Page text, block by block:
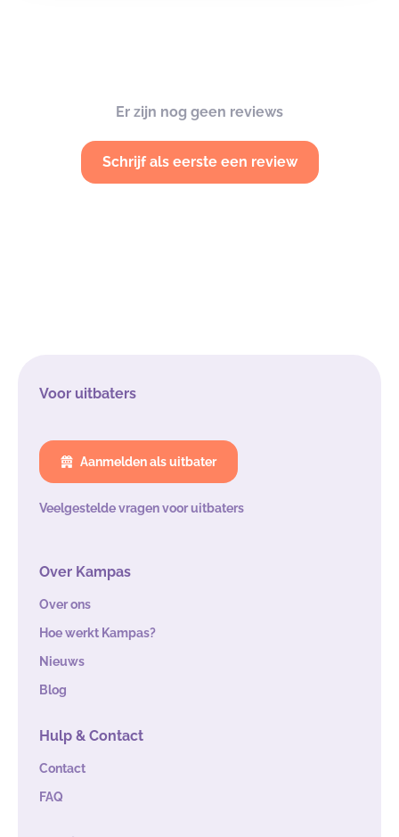
Er zijn nog geen reviews
Schrijf als eerste een review
Voor uitbaters
Aanmelden als uitbater
Veelgestelde vragen voor uitbaters
Over Kampas
Over ons
Hoe werkt Kampas?
Nieuws
Blog
Hulp & Contact
Contact
FAQ